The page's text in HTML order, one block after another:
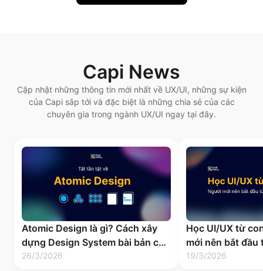
Capi News
Cập nhật những thông tin mới nhất về UX/UI, những sự kiện
của Capi sắp tới và đặc biệt là những chia sẻ của các
chuyên gia trong ngành UX/UI ngay tại đây.
Atomic Design là gì? Cách xây
dựng Design System bài bản cho
sản phẩm số
26/3/2026
Học UI/UX từ
mới nên bắt đầu
19/3/2026